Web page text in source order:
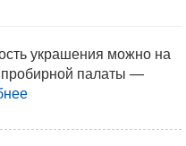
украшения можно на
палаты —